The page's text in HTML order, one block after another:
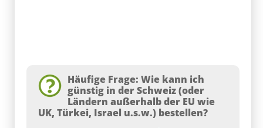
Häufige Frage: Wie kann ich
günstig in der Schweiz (oder
Ländern außerhalb der EU wie
UK, Türkei, Israel u.s.w.) bestellen?